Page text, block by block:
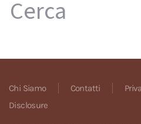
Chi Siamo Contatti
Disclosure